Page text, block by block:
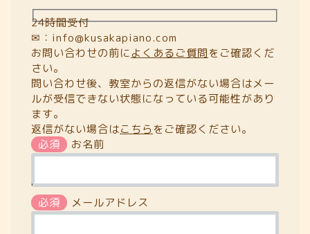
24時間受付
✉：info@kusakapiano.com
お問い合わせの前によくあるご質問をご確認くだ
さい。
問い合わせ後、教室からの返信がない場合はメー
ルが受信できない状態になっている可能性があり
ます。
返信がない場合はこちら をご確認ください。
必須
お名前
'
必須
メールアドレス